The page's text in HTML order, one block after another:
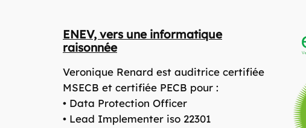
ENEV, vers une informatique
raisonnée
Veronique Renard est auditrice certifiée
MSECB et certifiée PECB pour :
• Data Protection Officer
• Lead Implementer iso 22301